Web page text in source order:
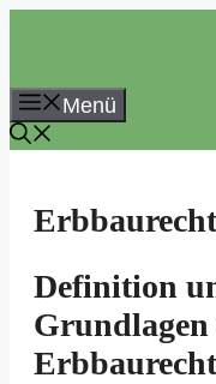
Menü
Erbbaurecht
Definition
Grundlagen